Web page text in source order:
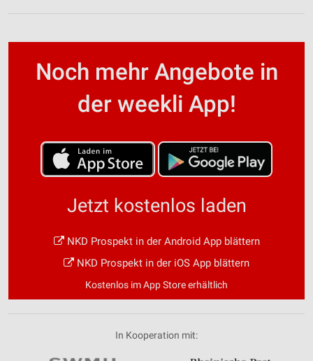
Noch mehr Angebote in
der weekli App!
Jetzt kostenlos laden
NKD Prospekt in der Android App blättern
NKD Prospekt in der iOS App blättern
Kostenlos im App Store erhältlich
In Kooperation mit: